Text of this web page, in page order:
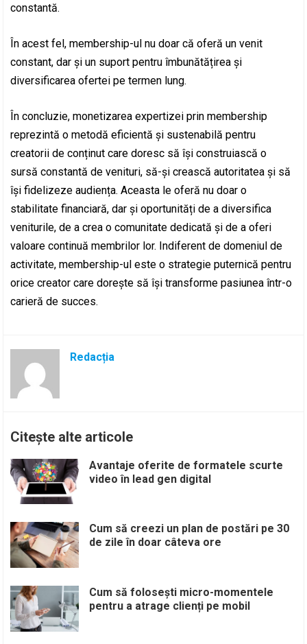
constantă.
În acest fel, membership-ul nu doar că oferă un venit
constant, dar și un suport pentru îmbunătățirea și
diversificarea ofertei pe termen lung.
În concluzie, monetizarea expertizei prin membership
reprezintă o metodă eficientă și sustenabilă pentru
creatorii de conținut care doresc să își construiască o
sursă constantă de venituri, să-și crească autoritatea și să
își fidelizeze audiența. Aceasta le oferă nu doar o
stabilitate financiară, dar și oportunități de a diversifica
veniturile, de a crea o comunitate dedicată și de a oferi
valoare continuă membrilor lor. Indiferent de domeniul de
activitate, membership-ul este o strategie puternică pentru
orice creator care dorește să își transforme pasiunea într-o
carieră de succes.
Redacția
Citește alte articole
Avantaje oferite de formatele scurte
video în lead gen digital
Cum să creezi un plan de postări pe 30
de zile în doar câteva ore
Cum să folosești micro-momentele
pentru a atrage clienți pe mobil